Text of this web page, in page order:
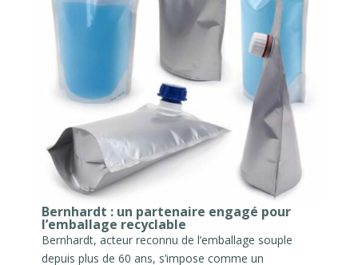
Bernhardt : un partenaire engagé pour
l’emballage recyclable
Bernhardt, acteur reconnu de l’emballage souple
depuis plus de 60 ans, s’impose comme un